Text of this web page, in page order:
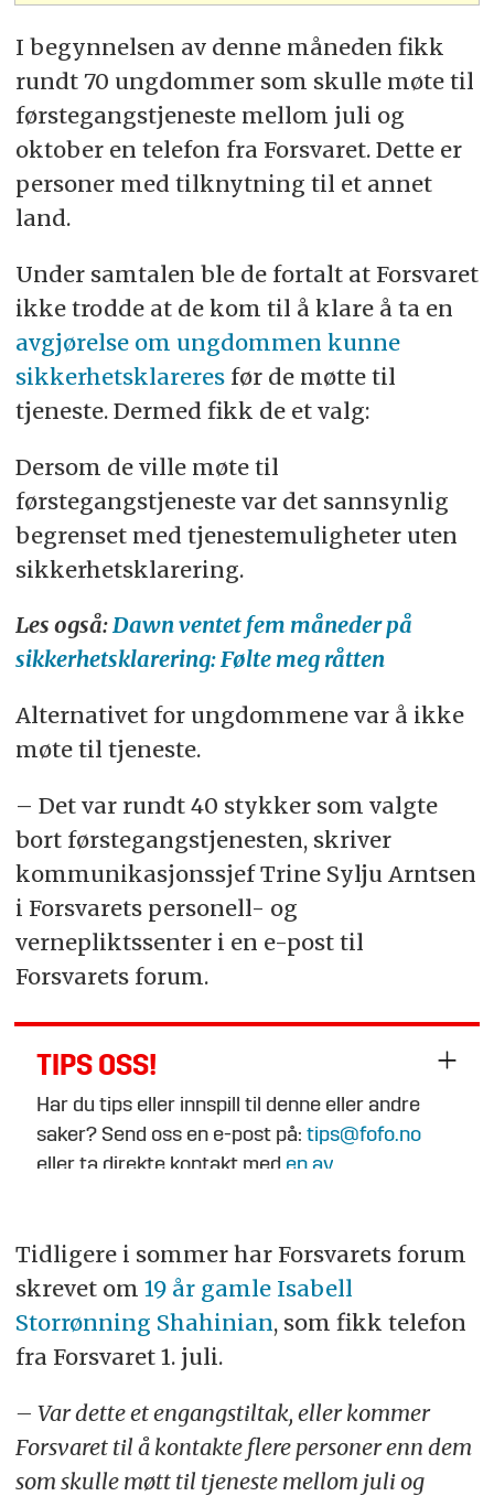
I begynnelsen av denne måneden fikk
rundt 70 ungdommer som skulle møte til
førstegangstjeneste mellom juli og
oktober en telefon fra Forsvaret. Dette er
personer med tilknytning til et annet
land.
Under samtalen ble de fortalt at Forsvaret
ikke trodde at de kom til å klare å ta en
avgjørelse om ungdommen kunne
sikkerhetsklareresfør de møtte til
tjeneste. Dermed fikk de et valg:
Dersom de ville møte til
førstegangstjeneste var det sannsynlig
begrenset med tjenestemuligheter uten
sikkerhetsklarering.
Les også:Dawn ventet fem måneder på
sikkerhetsklarering: Følte meg råtten
Alternativet for ungdommene var å ikke
møte til tjeneste.
– Det var rundt 40 stykker som valgte
bort førstegangstjenesten, skriver
kommunikasjonssjef Trine Sylju Arntsen
i Forsvarets personell- og
vernepliktssenter i en e-post til
Forsvarets forum.
TIPS OSS!
Har du tips eller innspill til denne eller andre
saker? Send oss en e-post på:tips@fofo.no
eller ta direkte kontakt med en av
Tidligere i sommer har Forsvarets forum
skrevet om 19 år gamle Isabell
Storrønning Shahinian, som fikk telefon
fra Forsvaret 1. juli.
– Var dette et engangstiltak, eller kommer
Forsvaret til å kontakte flere personer enn dem
som skulle møtt til tjeneste mellom juli og